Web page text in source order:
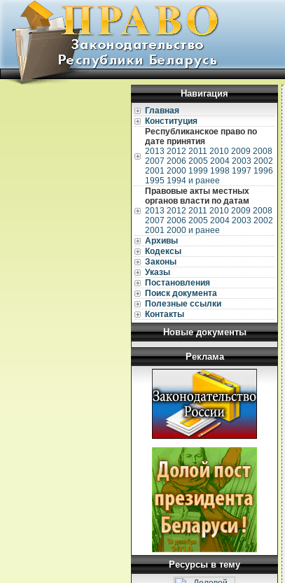
Навигация
Главная
Конституция
Республиканское право по
дате принятия
2013 2012 2011 2010 2009 2008
2007 2006 2005 2004 2003 2002
2001 2000 1999 1998 1997 1996
1995 1994 и ранее
Правовые акты местных
органов власти по датам
2013 2012 2011 2010 2009 2008
2007 2006 2005 2004 2003 2002
2001 2000 и ранее
Архивы
Кодексы
Законы
Указы
Постановления
Поиск документа
Полезные ссылки
Контакты
Новые документы
Реклама
Ресурсы в тему